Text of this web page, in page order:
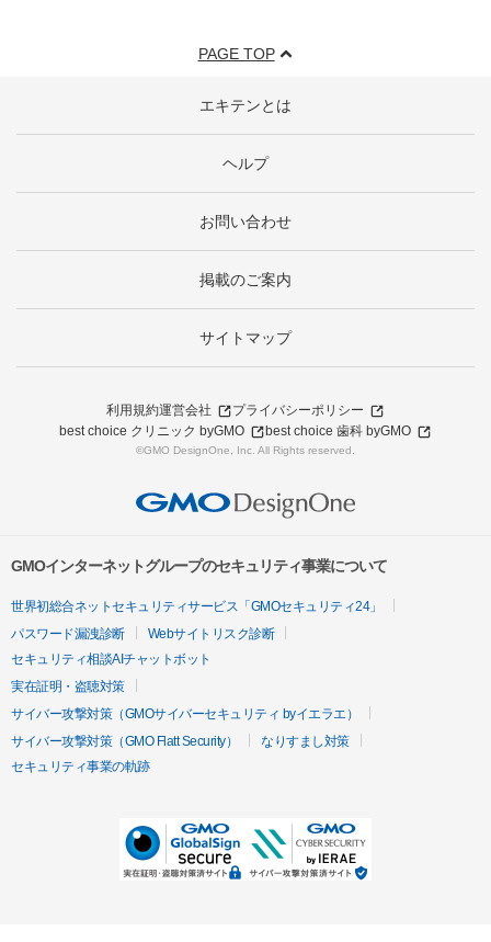
PAGE TOP
エキテンとは
ヘルプ
お問い合わせ
掲載のご案内
サイトマップ
利用規約運営会社
プライバシーポリシー
best choice クリニック byGMO
best choice 歯科 byGMO
©GMO DesignOne, Inc. All Rights reserved.
GMOインターネットグループのセキュリティ事業について
世界初総合ネットセキュリティサービス「GMOセキュリティ24」
パスワード漏洩診断
Webサイトリスク診断
セキュリティ相談AIチャットボット
実在証明・盗聴対策
サイバー攻撃対策（GMOサイバーセキュリティ byイエラエ）
サイバー攻撃対策（GMO Flatt Security）
なりすまし対策
セキュリティ事業の軌跡